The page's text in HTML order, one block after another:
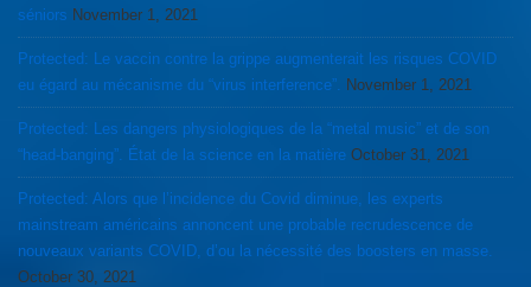
séniors November 1, 2021
Protected: Le vaccin contre la grippe augmenterait les risques COVID
eu égard au mécanisme du “virus interference”. November 1, 2021
Protected: Les dangers physiologiques de la “metal music” et de son
“head-banging”. État de la science en la matière October 31, 2021
Protected: Alors que l’incidence du Covid diminue, les experts
mainstream américains annoncent une probable recrudescence de
nouveaux variants COVID, d’ou la nécessité des boosters en masse.
October 30, 2021